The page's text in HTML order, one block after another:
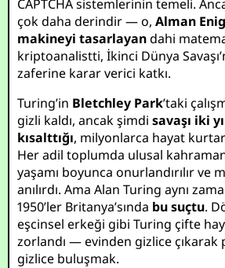
CAPTCHA sistemlerinin temeli.
çok daha derindir — o,Alman
makineyi tasarlayandahi
kriptoanalistti, İkinci Dünya
zaferine karar verici katkı.
Turing’in Bletchley Park’taki
gizli kaldı, ancak şimdisavaşı iki
kısalttığı, milyonlarca hayat
Her adil toplumda ulusal
yaşamı boyunca onurlandırılır ve
anılırdı. Ama Alan Turing aynı
1950’ler Britanya’sında bu suçtu.
eşcinsel erkeği gibi Turing çifte
zorlandı — evinden gizlice
gizlice buluşmak.